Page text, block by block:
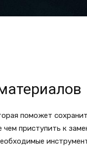
поможет
приступить к